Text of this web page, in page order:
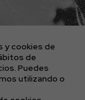
y cookies de
de
Puedes
utilizando o